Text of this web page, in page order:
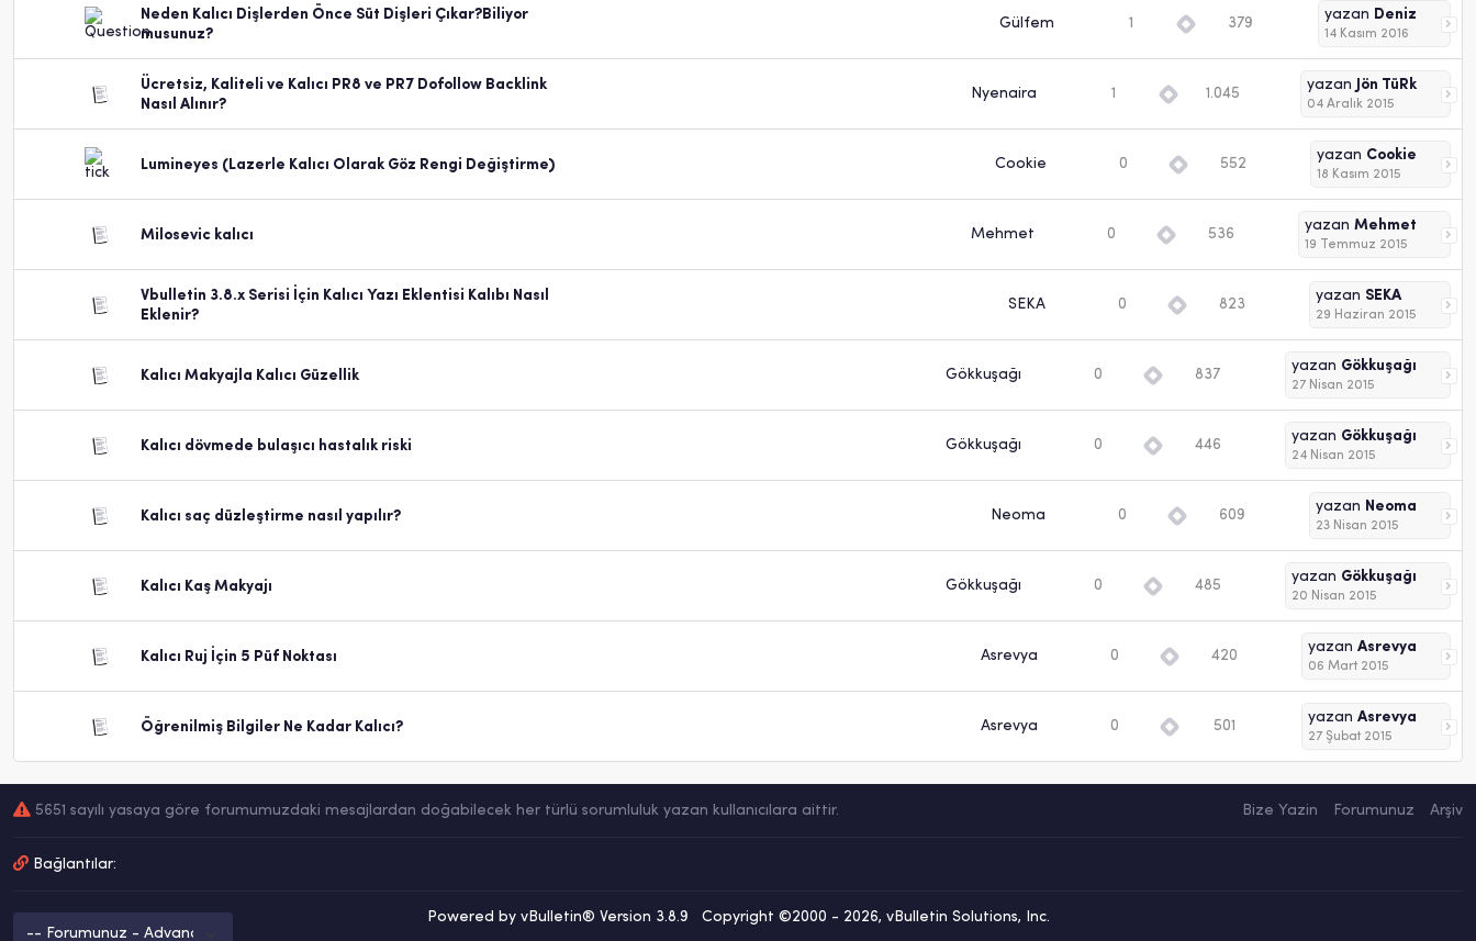
Neden Kalıcı Dişlerden Önce Süt Dişleri Çıkar?Biliyor
musunuz?
Gülfem 1 379
yazan Deniz
14 Kasım 2016
Ücretsiz, Kaliteli ve Kalıcı PR8 ve PR7 Dofollow Backlink
Nasıl Alınır?
Nyenaira 1 1.045
yazan Jön TüRk
04 Aralık 2015
Lumineyes (Lazerle Kalıcı Olarak Göz Rengi Değiştirme) Cookie 0 552
yazan Cookie
18 Kasım 2015
Milosevic kalıcı Mehmet 0 536
yazan Mehmet
19 Temmuz 2015
Vbulletin 3.8.x Serisi İçin Kalıcı Yazı Eklentisi Kalıbı Nasıl
Eklenir?
SEKA 0 823
yazan SEKA
29 Haziran 2015
Kalıcı Makyajla Kalıcı Güzellik Gökkuşağı 0 837
yazan Gökkuşağı
27 Nisan 2015
Kalıcı dövmede bulaşıcı hastalık riski Gökkuşağı 0 446
yazan Gökkuşağı
24 Nisan 2015
Kalıcı saç düzleştirme nasıl yapılır? Neoma 0 609
yazan Neoma
23 Nisan 2015
Kalıcı Kaş Makyajı Gökkuşağı 0 485
yazan Gökkuşağı
20 Nisan 2015
Kalıcı Ruj İçin 5 Püf Noktası Asrevya 0 420
yazan Asrevya
06 Mart 2015
Öğrenilmiş Bilgiler Ne Kadar Kalıcı? Asrevya 0 501
yazan Asrevya
27 Şubat 2015
5651 sayılı yasaya göre forumumuzdaki mesajlardan doğabilecek her türlü sorumluluk yazan kullanıcılara aittir. Bize Yazin Forumunuz Arşiv
Bağlantılar:
Powered by vBulletin® Version 3.8.9 Copyright ©2000 - 2026, vBulletin Solutions, Inc.